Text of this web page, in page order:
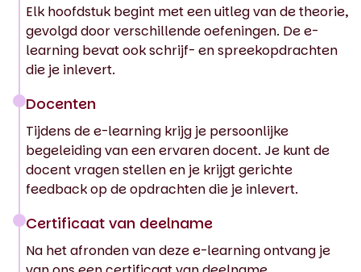
Elk hoofdstuk begint met een uitleg van de theorie,
gevolgd door verschillende oefeningen. De e-
learning bevat ook schrijf- en spreekopdrachten
die je inlevert.
Docenten
Tijdens de e-learning krijg je persoonlijke
begeleiding van een ervaren docent. Je kunt de
docent vragen stellen en je krijgt gerichte
feedback op de opdrachten die je inlevert.
Certificaat van deelname
Na het afronden van deze e-learning ontvang je